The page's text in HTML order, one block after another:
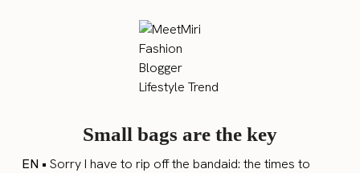
Small bags are the key
EN • Sorry I have to rip off the bandaid: the times to